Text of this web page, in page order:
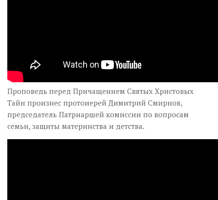
Проповедь перед Причащением Святых Христовых
Тайн произнес протоиерей Димитрий Смирнов,
председатель Патриаршей комиссии по вопросам
семьи, защиты материнства и детства.